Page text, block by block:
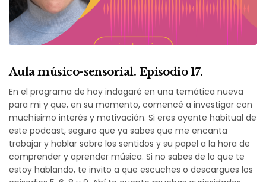
Aula músico-sensorial. Episodio 17.
En el programa de hoy indagaré en una temática nueva
para mi y que, en su momento, comencé a investigar con
muchísimo interés y motivación. Si eres oyente habitual de
este podcast, seguro que ya sabes que me encanta
trabajar y hablar sobre los sentidos y su papel a la hora de
comprender y aprender música. Si no sabes de lo que te
estoy hablando, te invito a que escuches o descargues los